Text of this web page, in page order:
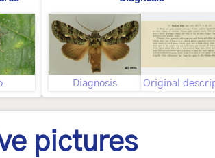
Diagnosis
pictures